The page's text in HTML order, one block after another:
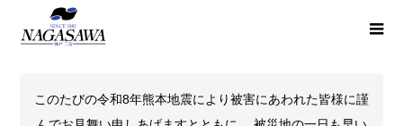
このたびの令和8年熊本地震により被害にあわれた皆様に謹